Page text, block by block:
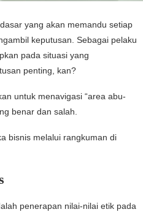
yang akan memandu setiap
keputusan. Sebagai pelaku
pada situasi yang
penting, kan?
untuk menavigasi “area abu-
benar dan salah.
bisnis melalui rangkuman di
penerapan nilai-nilai etik pada